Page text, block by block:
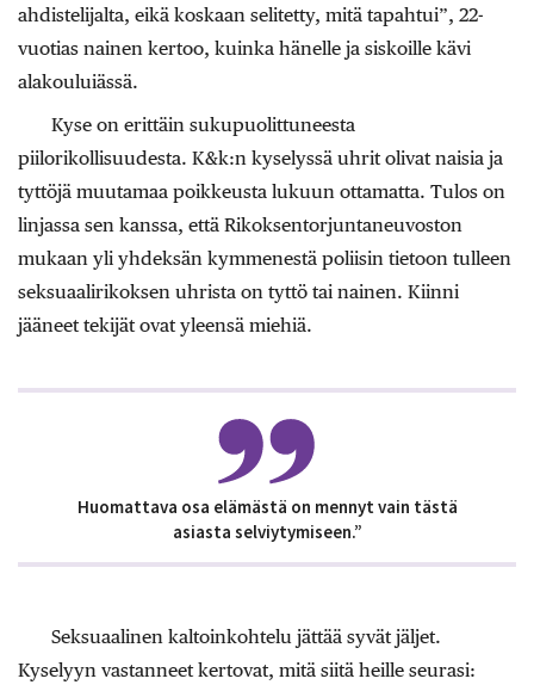
ahdistelijalta, eikä koskaan selitetty, mitä tapahtui”, 22-
vuotias nainen kertoo, kuinka hänelle ja siskoille kävi
alakouluiässä.
Kyse on erittäin sukupuolittuneesta
piilorikollisuudesta. K&k:n kyselyssä uhrit olivat naisia ja
tyttöjä muutamaa poikkeusta lukuun ottamatta. Tulos on
linjassa sen kanssa, että Rikoksentorjuntaneuvoston
mukaan yli yhdeksän kymmenestä poliisin tietoon tulleen
seksuaalirikoksen uhrista on tyttö tai nainen. Kiinni
jääneet tekijät ovat yleensä miehiä.
Huomattava osa elämästä on mennyt vain tästä
asiasta selviytymiseen.”
Seksuaalinen kaltoinkohtelu jättää syvät jäljet.
Kyselyyn vastanneet kertovat, mitä siitä heille seurasi: